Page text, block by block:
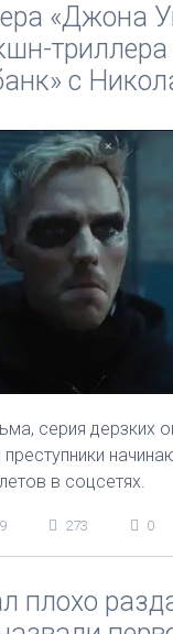
«Джона
с
серия дерзких
в соцсетях.
273 0
плохо